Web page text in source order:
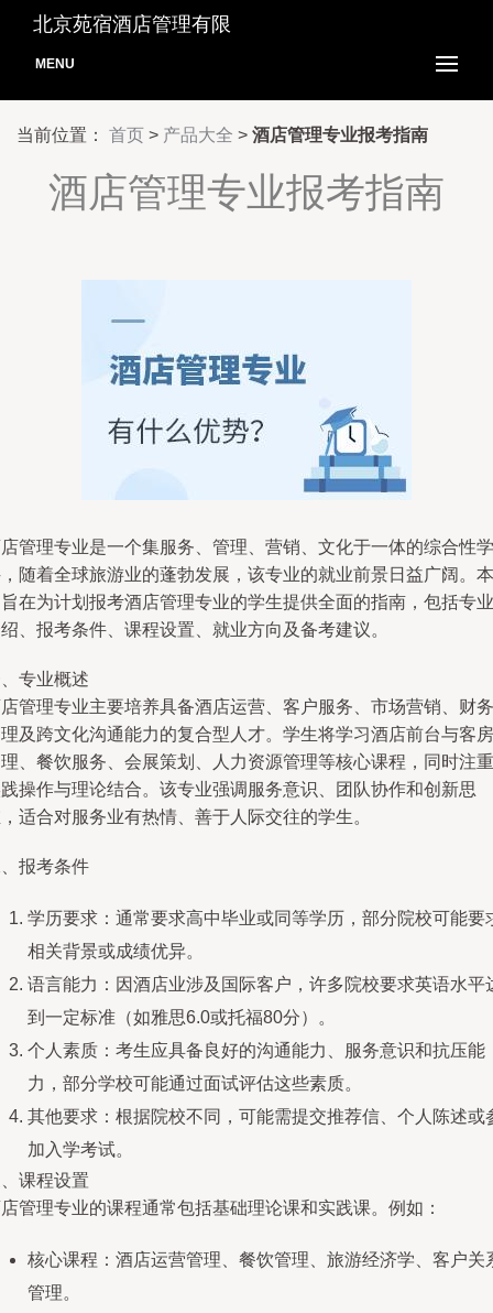
北京苑宿酒店管理有限
MENU
当前位置： 首页 > 产品大全 > 酒店管理专业报考指南
酒店管理专业报考指南
管理专业是一个集服务、管理、营销、文化于一体的综合性学
随着全球旅游业的蓬勃发展，该专业的就业前景日益广阔。本
在为计划报考酒店管理专业的学生提供全面的指南，包括专业
、报考条件、课程设置、就业方向及备考建议。
专业概述
管理专业主要培养具备酒店运营、客户服务、市场营销、财务
及跨文化沟通能力的复合型人才。学生将学习酒店前台与客房
、餐饮服务、会展策划、人力资源管理等核心课程，同时注重
操作与理论结合。该专业强调服务意识、团队协作和创新思
适合对服务业有热情、善于人际交往的学生。
报考条件
学历要求：通常要求高中毕业或同等学历，部分院校可能要
相关背景或成绩优异。
语言能力：因酒店业涉及国际客户，许多院校要求英语水平
到一定标准（如雅思6.0或托福80分）。
个人素质：考生应具备良好的沟通能力、服务意识和抗压能
力，部分学校可能通过面试评估这些素质。
其他要求：根据院校不同，可能需提交推荐信、个人陈述或
加入学考试。
课程设置
管理专业的课程通常包括基础理论课和实践课。例如：
核心课程：酒店运营管理、餐饮管理、旅游经济学、客户关
管理。